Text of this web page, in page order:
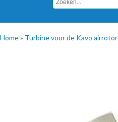
Home» Turbine voor de Kavo airrotor